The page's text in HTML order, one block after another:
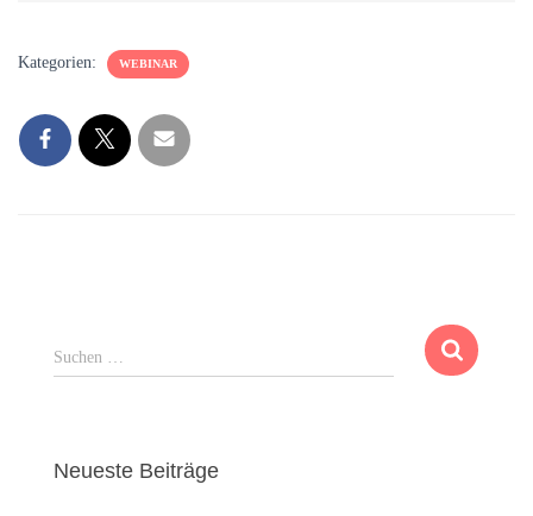
Kategorien: WEBINAR
S
u
n
Suchen …
Neueste Beiträge